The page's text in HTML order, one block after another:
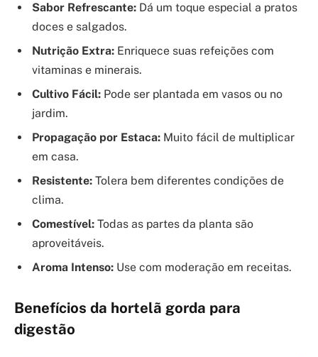
Sabor Refrescante: Dá um toque especial a pratos
doces e salgados.
Nutrição Extra: Enriquece suas refeições com
vitaminas e minerais.
Cultivo Fácil: Pode ser plantada em vasos ou no
jardim.
Propagação por Estaca: Muito fácil de multiplicar
em casa.
Resistente: Tolera bem diferentes condições de
clima.
Comestível: Todas as partes da planta são
aproveitáveis.
Aroma Intenso: Use com moderação em receitas.
Benefícios da hortelã gorda para
digestão